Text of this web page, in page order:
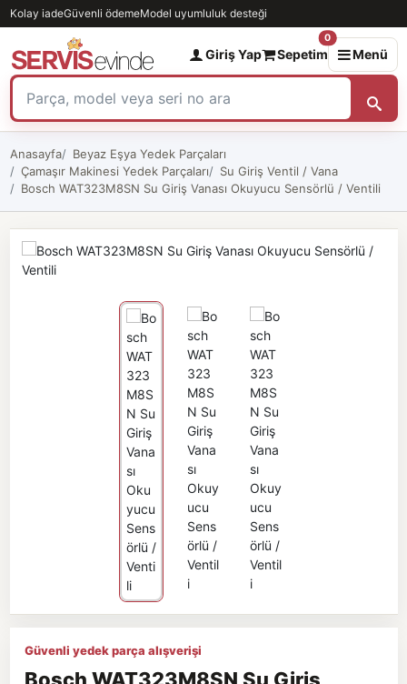
Kolay iadeGüvenli ödemeModel uyumluluk desteği
Giriş Yap Sepetim
0
Menü
Anasayfa
Beyaz Eşya Yedek Parçaları
Çamaşır Makinesi Yedek Parçaları
Su Giriş Ventil / Vana
Bosch WAT323M8SN Su Giriş Vanası Okuyucu Sensörlü / Ventili
Güvenli yedek parça alışverişi